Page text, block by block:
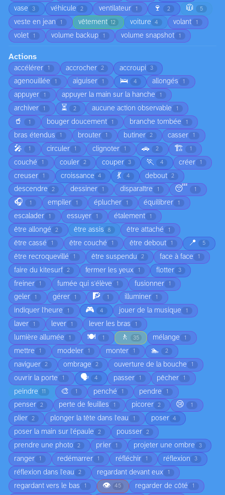
vase 3 véhicule 2 ventilateur 1 🍷 2 🧥 5
veste en jean 1 vêtement 12 voiture 4 volant 1
volet 1 volume backup 1 volume snapshot 1
Actions
accélérer 1 accrocher 2 accroupi 3
agenouillée 1 aiguiser 1 🛌 4 allongés 1
appuyer 1 appuyer la main sur la hanche 1
archiver 1 ⏳ 2 aucune action observable 1
🥤 1 bouger doucement 1 branche tombée 1
bras étendus 1 brouter 1 butiner 2 casser 1
🎤 1 circuler 1 clignoter 1 🚗 2 🏗️ 1
couché 1 couler 2 couper 3 🏃 4 créer 1
creuser 1 croissance 4 💃 4 debout 2
descendre 2 dessiner 1 disparaître 1 😴 1
🎧 1 empiler 1 éplucher 1 équilibrer 1
escalader 1 essuyer 1 étalement 1
être allongé 2 être assis 8 être attaché 1
être cassé 1 être couché 1 être debout 1 📍 5
être recroquevillé 1 être suspendu 2 face à face 1
faire du kitesurf 2 fermer les yeux 1 flotter 3
freiner 1 fumée qui s'élève 1 fusionner 1
geler 1 gérer 1 🧗 1 illuminer 1
indiquer l'heure 1 🎮 4 jouer de la musique 1
laver 1 lever 1 lever les bras 1
lumière allumée 1 🍽️ 1 🚶 35 mélange 1
mettre 1 modeler 1 monter 1 🏊 2
naviguer 2 ombrage 2 ouverture de la bouche 1
ouvrir la porte 1 🗣️ 4 passer 1 pêcher 1
peindre 11 🎨 1 penché 1 pendre 1
penser 2 perte de feuilles 1 picorer 2 😢 1
plier 2 plonger la tête dans l'eau 1 poser 4
poser la main sur l'épaule 2 pousser 2
prendre une photo 2 prier 1 projeter une ombre 3
ranger 1 redémarrer 1 réfléchir 1 réflexion 3
réflexion dans l'eau 2 regardant devant eux 1
regardant vers le bas 1 👁️ 45 regarder de côté 1